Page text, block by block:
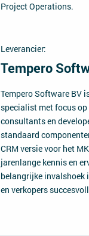
Project Operations.
Leverancier:
Tempero
Tempero Software BV
specialist met focus op
consultants en
standaard
CRM versie voor het
jarenlange kennis en
belangrijke invalshoek
en verkopers